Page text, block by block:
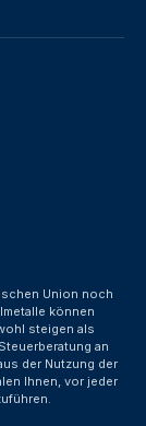
Union noch
können
steigen als
an
der Nutzung der
Ihnen, vor jeder